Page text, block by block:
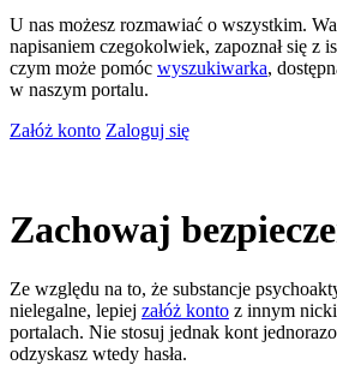
U nas możesz rozmawiać o wszystkim.
napisaniem czegokolwiek, zapoznał się z
czym może pomóc wyszukiwarka,
w naszym portalu.
Załóż konto Zaloguj się
Zachowaj
Ze względu na to, że substancje
nielegalne, lepiej załóż konto z innym
portalach. Nie stosuj jednak kont
odzyskasz wtedy hasła.